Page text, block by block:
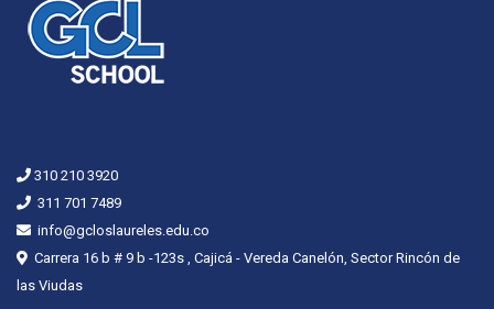
310 210 3920
311 701 7489
info@gcloslaureles.edu.co
Carrera 16 b # 9 b -123s , Cajicá - Vereda Canelón, Sector Rincón de
las Viudas